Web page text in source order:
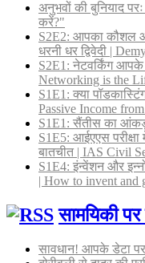
अनुभवों की बुनियाद
करें?"
S2E2: आपका कौशल
धरनी धर द्विवेदी |
S2E1: नेटवर्किंग
Networking is the
S1E1: क्या
Passive Income
S1E1: सैंतीस का
S1E5: आईएएस
बातचीत | IAS Civil
S1E4: इंन्वेंशन और
| How to invent and
सामयिकी
सावधान! आपके डेटा पर